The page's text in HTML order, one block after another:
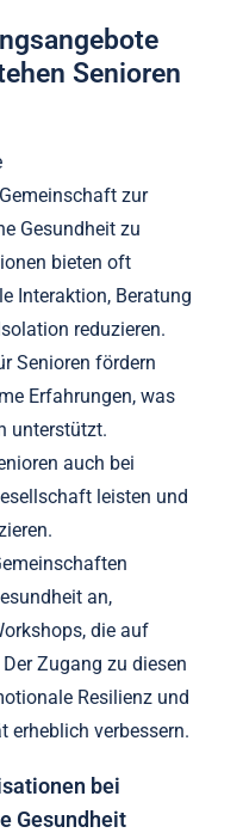
Senioren
zur
Gesundheit zu
bieten oft
Interaktion, Beratung
reduzieren.
Senioren fördern
Erfahrungen, was
unterstützt.
auch bei
leisten und
an,
die auf
Zugang zu diesen
Resilienz und
erheblich verbessern.
bei
Gesundheit